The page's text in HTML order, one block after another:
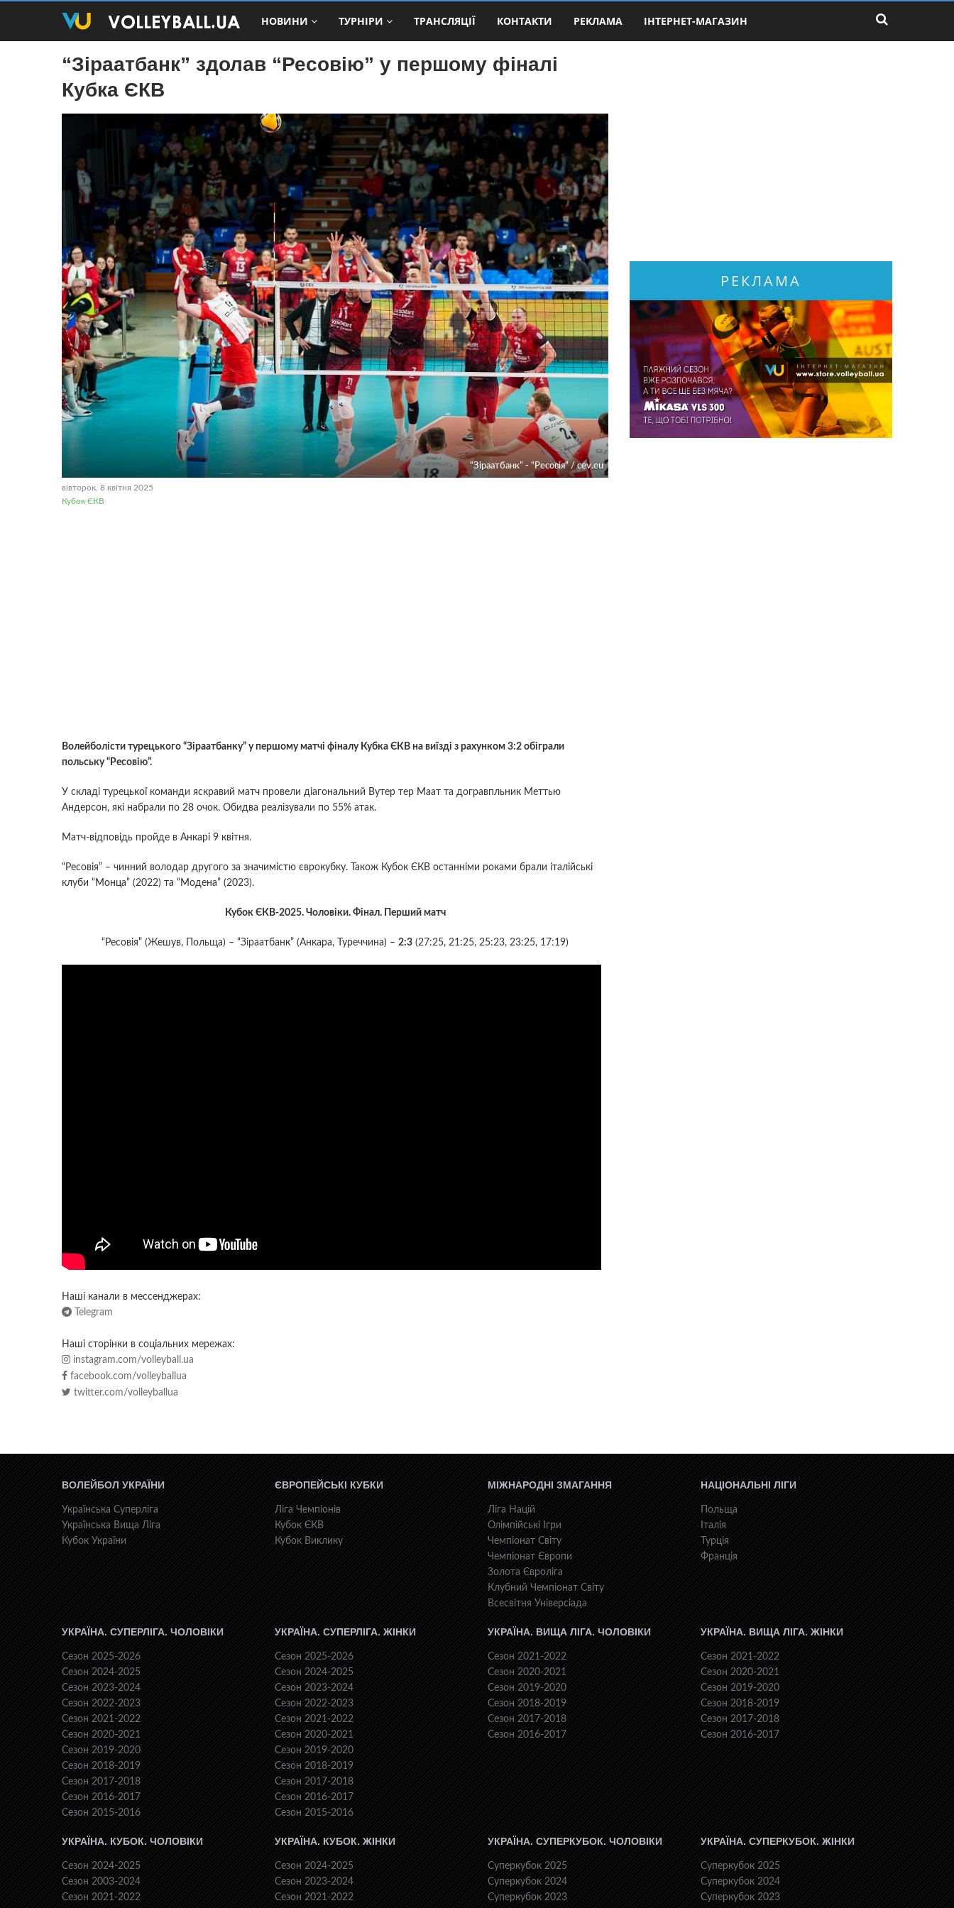
НОВИНИ ТУРНІРИ ТРАНСЛЯЦІЇ КОНТАКТИ РЕКЛАМА ІНТЕРНЕТ-МАГАЗИН
“Зіраатбанк” здолав “Ресовію” у першому фіналі
Кубка ЄКВ
“Зіраатбанк” - “Ресовія” / cev.eu
вівторок, 8 квітня 2025
Кубок ЄКВ
Волейболісти турецького “Зіраатбанку” у першому матчі фіналу Кубка ЄКВ на виїзді з рахунком 3:2 обіграли
польську “Ресовію”.
У складі турецької команди яскравий матч провели діагональний Вутер тер Маат та догравпльник Меттью
Андерсон, які набрали по 28 очок. Обидва реалізували по 55% атак.
Матч-відповідь пройде в Анкарі 9 квітня.
“Ресовія” – чинний володар другого за значимістю єврокубку. Також Кубок ЄКВ останніми роками брали італійські
клуби “Монца” (2022) та “Модена” (2023).
Кубок ЄКВ-2025. Чоловіки. Фінал. Перший матч
“Ресовія” (Жешув, Польща) – “Зіраатбанк” (Анкара, Туреччина) – 2:3 (27:25, 21:25, 25:23, 23:25, 17:19)
Наші канали в мессенджерах:
Telegram
Наші сторінки в соціальних мережах:
instagram.com/volleyball.ua
facebook.com/volleyballua
twitter.com/volleyballua
РЕКЛАМА
ВОЛЕЙБОЛ УКРАЇНИ
Українська Суперліга
Українська Вища Ліга
Кубок України
ЄВРОПЕЙСЬКІ КУБКИ
Ліга Чемпіонів
Кубок ЄКВ
Кубок Виклику
МІЖНАРОДНІ ЗМАГАННЯ
Ліга Націй
Олімпійські Ігри
Чемпіонат Світу
Чемпіонат Європи
Золота Євроліга
Клубний Чемпіонат Світу
Всесвiтня Унiверсiaда
НАЦІОНАЛЬНІ ЛІГИ
Польща
Італія
Турція
Франція
УКРАЇНА. СУПЕРЛІГА. ЧОЛОВІКИ
Сезон 2025-2026
Сезон 2024-2025
Сезон 2023-2024
Сезон 2022-2023
Сезон 2021-2022
Сезон 2020-2021
Сезон 2019-2020
Сезон 2018-2019
Сезон 2017-2018
Сезон 2016-2017
Сезон 2015-2016
УКРАЇНА. СУПЕРЛІГА. ЖІНКИ
Сезон 2025-2026
Сезон 2024-2025
Сезон 2023-2024
Сезон 2022-2023
Сезон 2021-2022
Сезон 2020-2021
Сезон 2019-2020
Сезон 2018-2019
Сезон 2017-2018
Сезон 2016-2017
Сезон 2015-2016
УКРАЇНА. ВИЩА ЛІГА. ЧОЛОВІКИ
Сезон 2021-2022
Сезон 2020-2021
Сезон 2019-2020
Сезон 2018-2019
Сезон 2017-2018
Сезон 2016-2017
УКРАЇНА. ВИЩА ЛІГА. ЖІНКИ
Сезон 2021-2022
Сезон 2020-2021
Сезон 2019-2020
Сезон 2018-2019
Сезон 2017-2018
Сезон 2016-2017
УКРАЇНА. КУБОК. ЧОЛОВІКИ
Сезон 2024-2025
Сезон 2003-2024
Сезон 2021-2022
УКРАЇНА. КУБОК. ЖІНКИ
Сезон 2024-2025
Сезон 2023-2024
Сезон 2021-2022
УКРАЇНА. СУПЕРКУБОК. ЧОЛОВІКИ
Суперкубок 2025
Суперкубок 2024
Суперкубок 2023
УКРАЇНА. СУПЕРКУБОК. ЖІНКИ
Суперкубок 2025
Суперкубок 2024
Суперкубок 2023